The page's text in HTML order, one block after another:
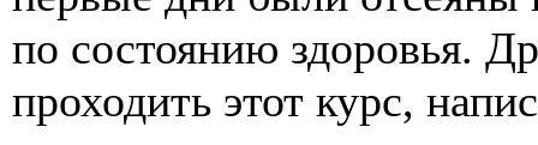
по состоянию здоровья.
проходить этот курс,